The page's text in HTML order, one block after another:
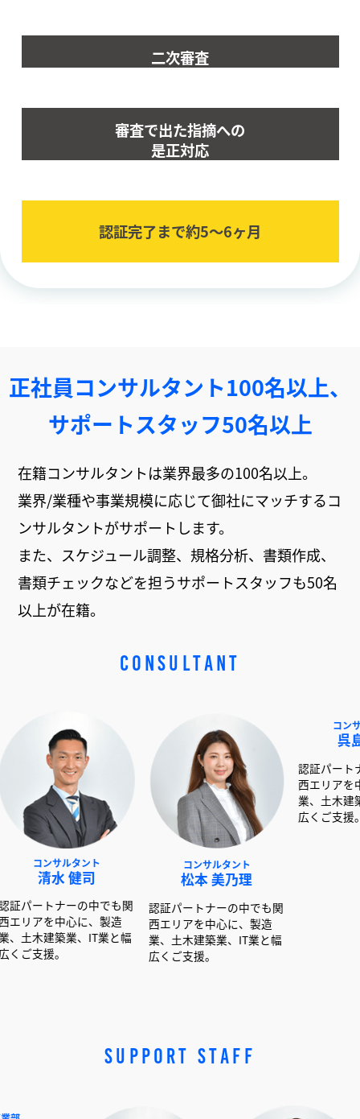
二次審査
審査で出た指摘への
是正対応
認証完了まで約5〜6ヶ⽉
正社員コンサルタント100名以上、
サポートスタッフ50名以上
在籍コンサルタントは業界最多の100名以上。
業界/業種や事業規模に応じて御社にマッチするコ
ンサルタントがサポートします。
また、スケジュール調整、規格分析、書類作成、
書類チェックなどを担うサポートスタッフも50名
以上が在籍。
CONSULTANT
ルタント
ーの中でも関
心に、製造
業、IT業と幅
コンサルタント
松本 美乃理
認証パートナーの中でも関
西エリアを中心に、製造
業、土木建築業、IT業と幅
広くご支援。
認証パートナーの中で
西エリアを中心に、製
業、土木建築業、IT業
SUPPORT STAFF